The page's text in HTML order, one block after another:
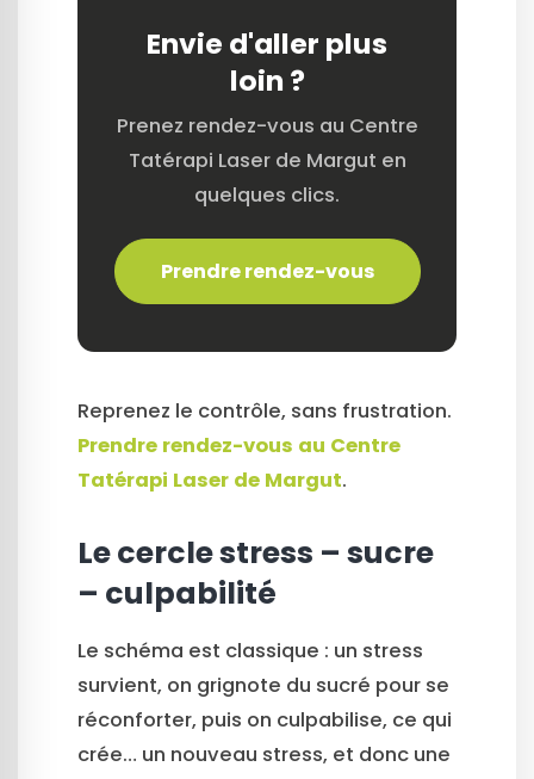
Envie d'aller plus
loin ?
Prenez rendez-vous au Centre
Tatérapi Laser de Margut en
quelques clics.
Prendre rendez-vous
Reprenez le contrôle, sans frustration.
Prendre rendez-vous au Centre
Tatérapi Laser de Margut.
Le cercle stress – sucre
– culpabilité
Le schéma est classique : un stress
survient, on grignote du sucré pour se
réconforter, puis on culpabilise, ce qui
crée… un nouveau stress, et donc une